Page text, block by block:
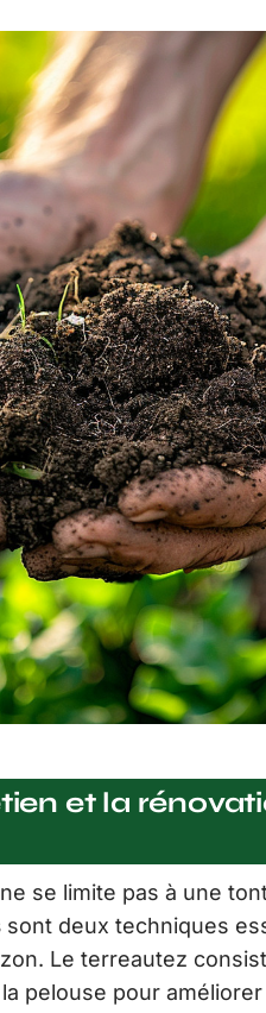
et la
se limite pas à une
sont deux techniques
Le terreautez
pelouse pour